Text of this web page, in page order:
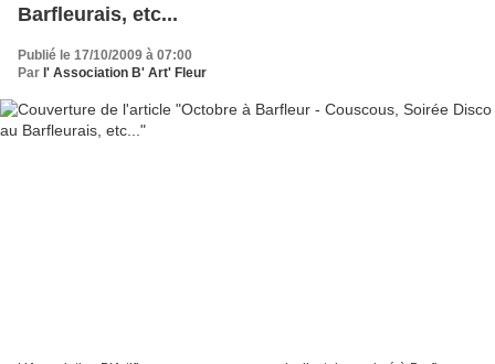
Barfleurais, etc...
Publié le 17/10/2009 à 07:00
Par l' Association B' Art' Fleur